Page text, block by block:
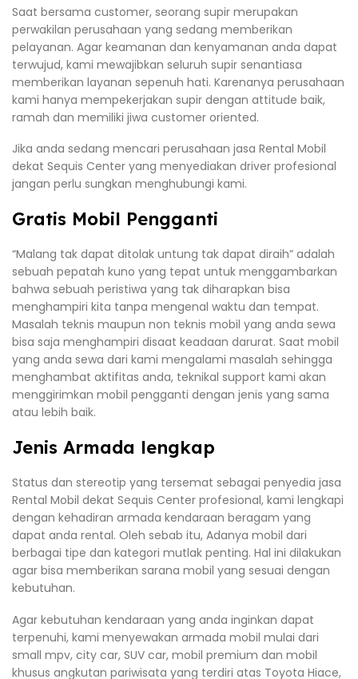
Saat bersama customer, seorang supir merupakan
perwakilan perusahaan yang sedang memberikan
pelayanan. Agar keamanan dan kenyamanan anda dapat
terwujud, kami mewajibkan seluruh supir senantiasa
memberikan layanan sepenuh hati. Karenanya perusahaan
kami hanya mempekerjakan supir dengan attitude baik,
ramah dan memiliki jiwa customer oriented.
Jika anda sedang mencari perusahaan jasa Rental Mobil
dekat Sequis Center yang menyediakan driver profesional
jangan perlu sungkan menghubungi kami.
Gratis Mobil Pengganti
“Malang tak dapat ditolak untung tak dapat diraih” adalah
sebuah pepatah kuno yang tepat untuk menggambarkan
bahwa sebuah peristiwa yang tak diharapkan bisa
menghampiri kita tanpa mengenal waktu dan tempat.
Masalah teknis maupun non teknis mobil yang anda sewa
bisa saja menghampiri disaat keadaan darurat. Saat mobil
yang anda sewa dari kami mengalami masalah sehingga
menghambat aktifitas anda, teknikal support kami akan
menggirimkan mobil pengganti dengan jenis yang sama
atau lebih baik.
Jenis Armada lengkap
Status dan stereotip yang tersemat sebagai penyedia jasa
Rental Mobil dekat Sequis Center profesional, kami lengkapi
dengan kehadiran armada kendaraan beragam yang
dapat anda rental. Oleh sebab itu, Adanya mobil dari
berbagai tipe dan kategori mutlak penting. Hal ini dilakukan
agar bisa memberikan sarana mobil yang sesuai dengan
kebutuhan.
Agar kebutuhan kendaraan yang anda inginkan dapat
terpenuhi, kami menyewakan armada mobil mulai dari
small mpv, city car, SUV car, mobil premium dan mobil
khusus angkutan pariwisata yang terdiri atas Toyota Hiace,